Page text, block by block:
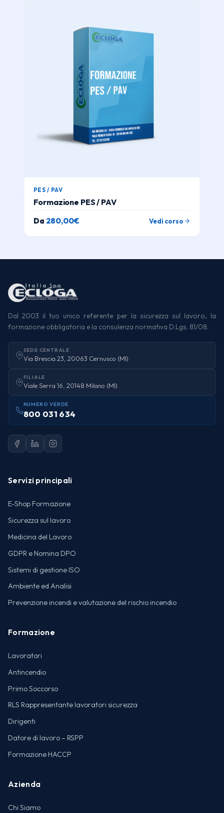
PES / PAV
Formazione PES / PAV
Da 280,00€ Vedi corso
Dal 2003 il tuo unico referente per la sicurezza sul lavoro, la
formazione obbligatoria e la consulenza normativa D.Lgs. 81/08.
SEDE CENTRALE
Via Brescia 23, 20063 Cernusco (MI)
FILIALE
Viale Serra 16, 20148 Milano (MI)
NUMERO VERDE
800 031 634
Servizi principali
E-Shop Formazione
Sicurezza sul lavoro
Medicina del Lavoro
GDPR e Nomina DPO
Sistemi di gestione ISO
Ambiente ed Analisi
Prevenzione incendi e valutazione del rischio incendio
Formazione
Lavoratori
Antincendio
Primo Soccorso
RLS Rappresentante lavoratori sicurezza
Dirigenti
Datore di lavoro – RSPP
Formazione HACCP
Azienda
Chi Siamo